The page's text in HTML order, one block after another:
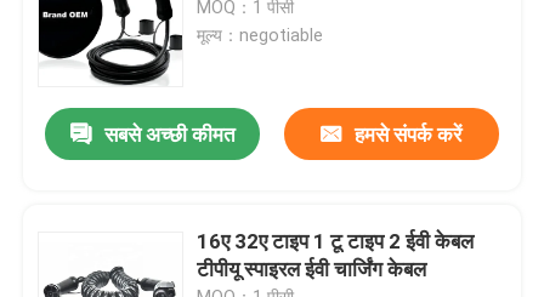
ईवी चार्जिंग एक्सेसरीज
ईवी चार्जिंग सॉकेट और प्लग
MOQ：1 पीसी
मूल्य：negotiable
सबसे अच्छी कीमत हमसे संपर्क करें
16ए 32ए टाइप 1 टू टाइप 2 ईवी केबल
टीपीयू स्पाइरल ईवी चार्जिंग केबल